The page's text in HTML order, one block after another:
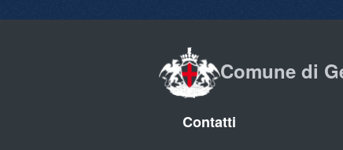
Comune di
Contatti